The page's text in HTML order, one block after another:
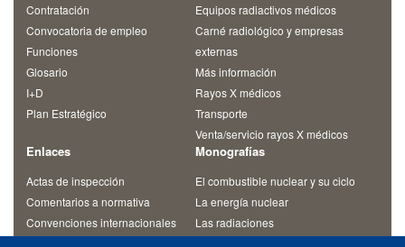
Contratación
Convocatoria de empleo
Funciones
Glosario
I+D
Plan Estratégico
Equipos radiactivos médicos
Carné radiológico y empresas
externas
Más información
Rayos X médicos
Transporte
Venta/servicio rayos X médicos
Enlaces
Actas de inspección
Comentarios a normativa
Convenciones internacionales
Monografías
El combustible nuclear y su ciclo
La energía nuclear
Las radiaciones